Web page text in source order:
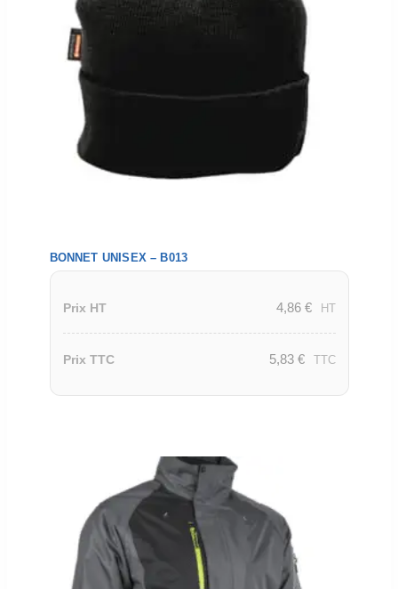
BONNET UNISEX – B013
Prix HT 4,86 € HT
Prix TTC 5,83 € TTC